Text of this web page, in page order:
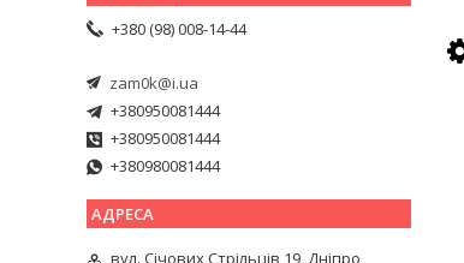
+380 (98) 008-14-44
zam0k@i.ua
+380950081444
+380950081444
+380980081444
вул. Січових Стрільців 19, Дніпро,